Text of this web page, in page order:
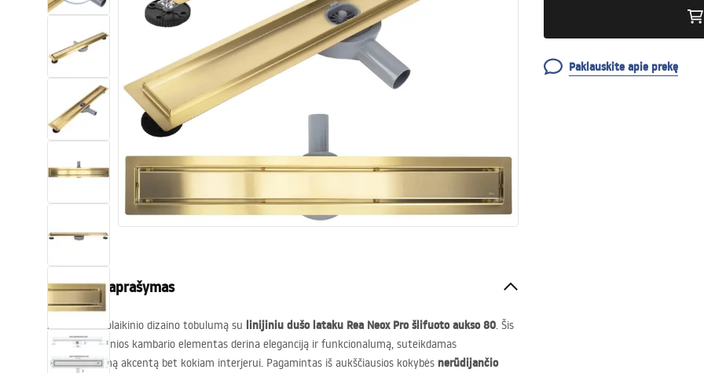
Praustuvas
Vonios ir ekranai
Vonios maišytuvai
Vonios dušai
Virtuvė
Paklauskite apie prekę
Produkto aprašymas
Atraskite šiuolaikinio dizaino tobulumą su linijiniu dušo lataku Rea Neox Pro šlifuoto aukso 80. Šis
prabangus vonios kambario elementas derina eleganciją ir funkcionalumą, suteikdamas
nepakartojamą akcentą bet kokiam interjerui. Pagamintas iš aukščiausios kokybės nerūdijančio